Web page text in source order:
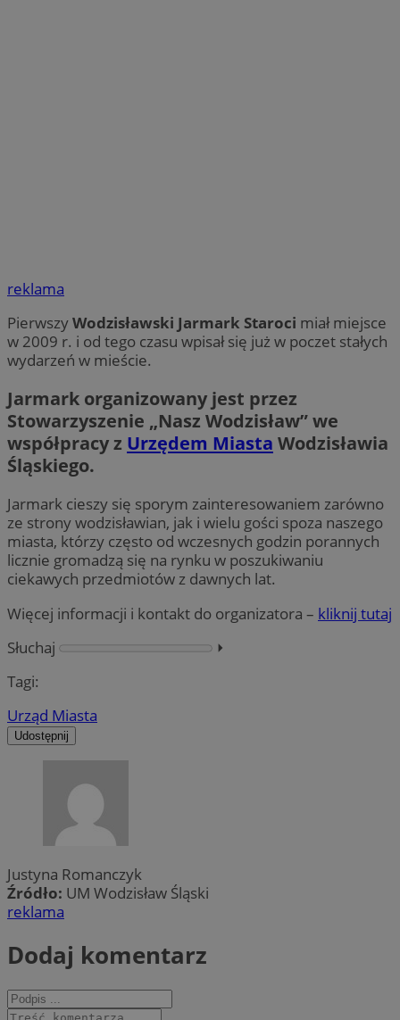
reklama
PierwszyWodzisławski Jarmark Staroci miał miejsce
w 2009 r. i od tego czasu wpisał się już w poczet stałych
wydarzeń w mieście.
Jarmark organizowany jest przez
Stowarzyszenie „Nasz Wodzisław” we
współpracy z Urzędem Miasta Wodzisławia
Śląskiego.
Jarmark cieszy się sporym zainteresowaniem zarówno
ze strony wodzisławian, jak i wielu gości spoza naszego
miasta, którzy często od wczesnych godzin porannych
licznie gromadzą się na rynku w poszukiwaniu
ciekawych przedmiotów z dawnych lat.
Więcej informacji i kontakt do organizatora – kliknij tutaj
Słuchaj
⏵︎
Tagi:
Urząd Miasta
Udostępnij
Justyna Romanczyk
Źródło: UM Wodzisław Śląski
reklama
Dodaj komentarz